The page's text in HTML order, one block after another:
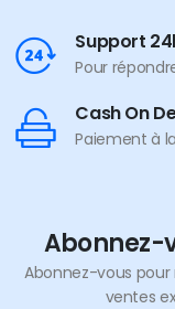
Support
Pour
Cash On
Paiement à
Abonnez-
Abonnez-vous pour
ventes